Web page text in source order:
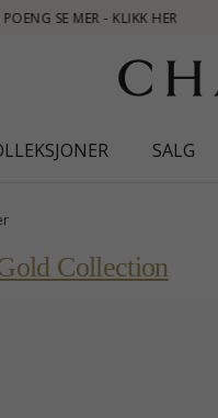
SALG
Collection